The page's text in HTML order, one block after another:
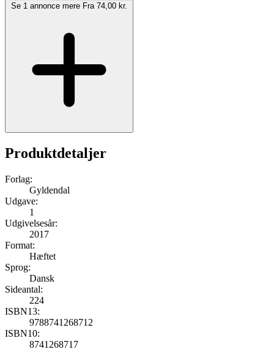
Se 1 annonce mere Fra 74,00 kr.
Produktdetaljer
Forlag:
Gyldendal
Udgave:
1
Udgivelsesår:
2017
Format:
Hæftet
Sprog:
Dansk
Sideantal:
224
ISBN13:
9788741268712
ISBN10:
8741268717